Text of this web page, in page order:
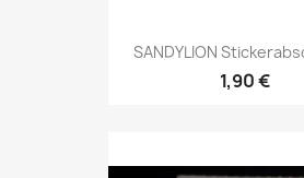
SANDYLION
1,90 €